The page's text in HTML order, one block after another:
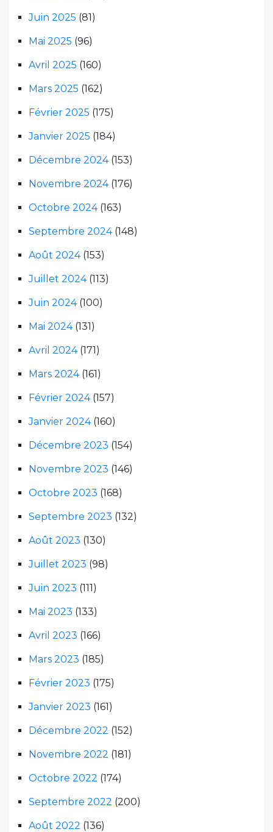
Juin 2025 (81)
Mai 2025 (96)
Avril 2025 (160)
Mars 2025 (162)
Février 2025 (175)
Janvier 2025 (184)
Décembre 2024(153)
Novembre 2024(176)
Octobre 2024(163)
Septembre 2024(148)
Août 2024(153)
Juillet 2024(113)
Juin 2024(100)
Mai 2024(131)
Avril 2024(171)
Mars 2024(161)
Février 2024(157)
Janvier 2024(160)
Décembre 2023 (154)
Novembre 2023 (146)
Octobre 2023 (168)
Septembre 2023 (132)
Août 2023 (130)
Juillet 2023 (98)
Juin 2023 (111)
Mai 2023 (133)
Avril 2023 (166)
Mars 2023 (185)
Février 2023 (175)
Janvier 2023 (161)
Décembre 2022 (152)
Novembre 2022 (181)
Octobre 2022 (174)
Septembre 2022 (200)
Août 2022 (136)